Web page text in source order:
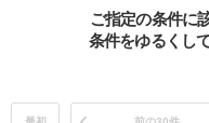
ご指定の条件に
条件をゆるくし